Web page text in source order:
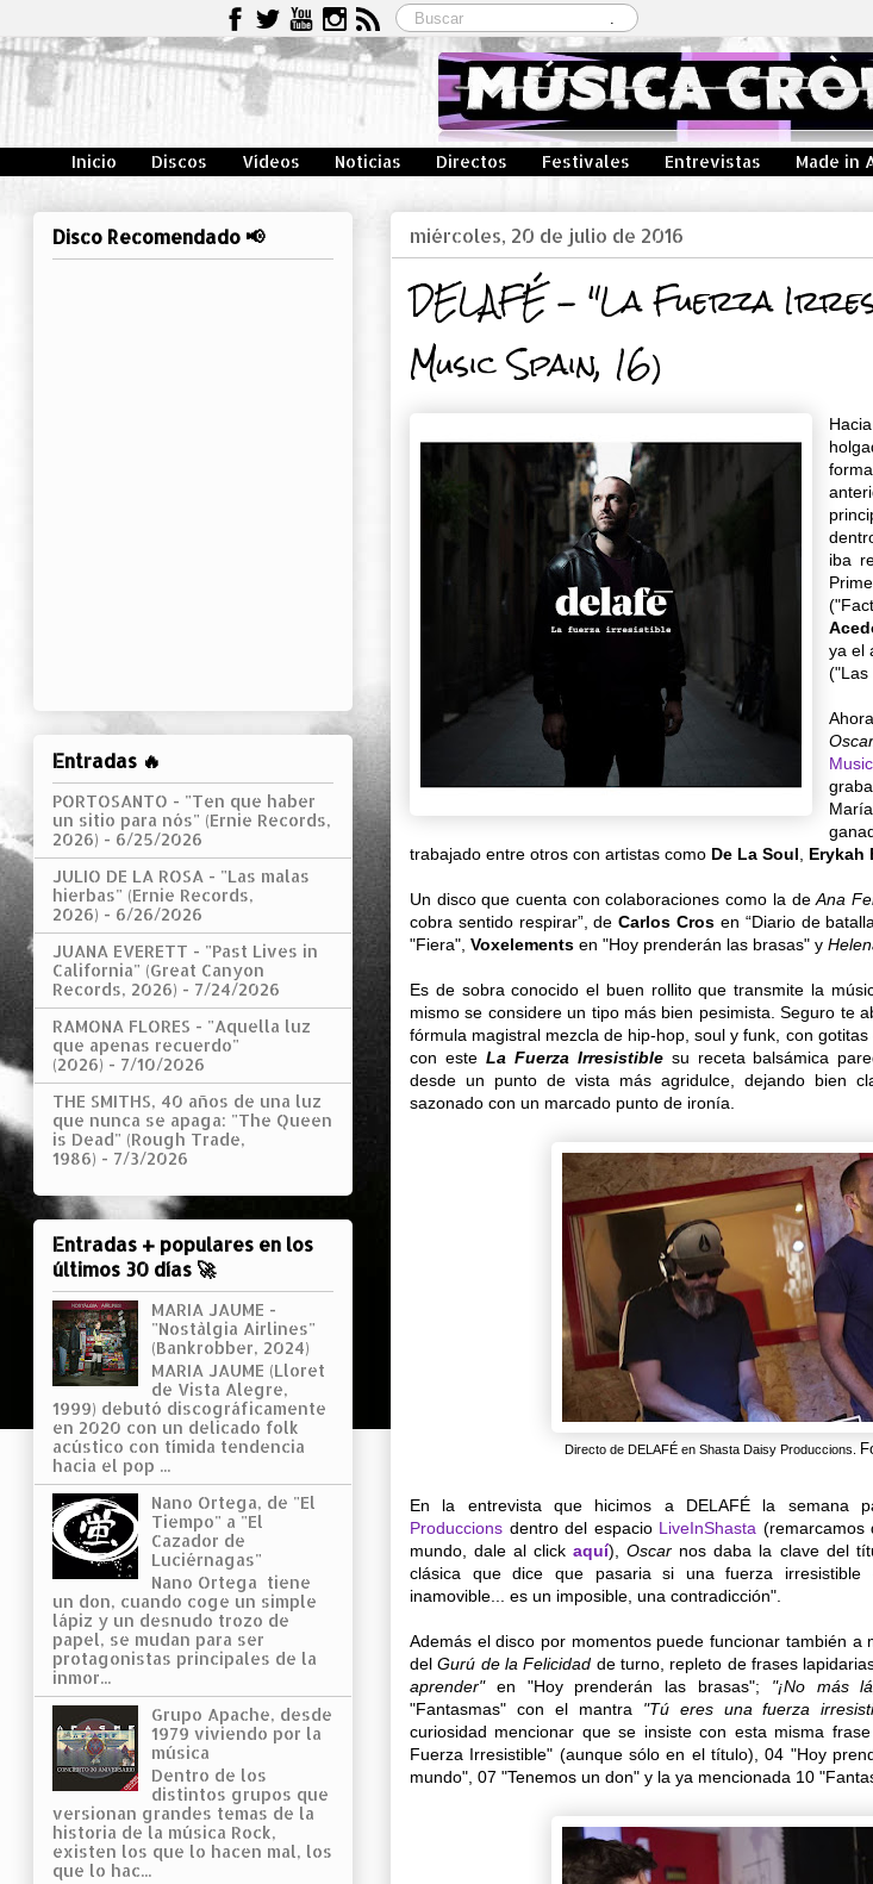
Inicio Discos Vídeos Noticias Directos Festivales Entrevistas Made in
miércoles, 20 de julio de 2016
DELAFÉ - "La Fuerza
Music Spain, 16)
iba
ya el
("Las
trabajado entre otros con artistas como De La Soul Erykah
Un disco que cuenta con colaboraciones como la deAna
cobra sentido respirar”, deCarlos Cros en “Diario de
"Fiera", Voxelements en "Hoy prenderán las brasas" y
Es de sobra conocido el buen rollito que transmite la
mismo se considere un tipo más bien pesimista. Seguro te
fórmula magistral mezcla de hip-hop, soul y funk, con
con este La Fuerza Irresistiblesu receta balsámica
desde un punto de vista más agridulce, dejando bien
sazonado con un marcado punto de ironía.
Directo de DELAFÉ en Shasta Daisy Produccions.
En la entrevista que hicimos a DELAFÉ la semana
Produccions dentro del espacio LiveInShasta
mundo, dale al clickaquí),Oscar nos daba la clave del
clásica que dice que pasaria si una fuerza
inamovible... es un imposible, una contradicción".
Además el disco por momentos puede funcionar también
delGurú de la Felicidad de turno, repleto de frases
aprender"en "Hoy prenderán las brasas"; "¡No más
"Fantasmas" con el mantra "Tú eres una fuerza
curiosidad mencionar que se insiste con esta misma frase
Fuerza Irresistible" (aunque sólo en el título), 04 "Hoy
mundo", 07 "Tenemos un don" y la ya mencionada 10
Disco Recomendado 📢
Entradas 🔥
PORTOSANTO - "Ten que haber
un sitio para nós" (Ernie Records,
2026) - 6/25/2026
JULIO DE LA ROSA - "Las malas
hierbas" (Ernie Records,
2026) - 6/26/2026
JUANA EVERETT - "Past Lives in
California" (Great Canyon
Records, 2026) - 7/24/2026
RAMONA FLORES - "Aquella luz
que apenas recuerdo"
(2026) - 7/10/2026
THE SMITHS, 40 años de una luz
que nunca se apaga: "The Queen
is Dead" (Rough Trade,
1986) - 7/3/2026
Entradas + populares en los
últimos 30 días 🚀
MARIA JAUME -
"Nostàlgia Airlines"
(Bankrobber, 2024)
MARIA JAUME (Lloret
de Vista Alegre,
1999) debutó discográficamente
en 2020 con un delicado folk
acústico con tímida tendencia
hacia el pop ...
Nano Ortega, de "El
Tiempo" a "El
Cazador de
Luciérnagas"
Nano Ortega tiene
un don, cuando coge un simple
lápiz y un desnudo trozo de
papel, se mudan para ser
protagonistas principales de la
inmor...
Grupo Apache, desde
1979 viviendo por la
música
Dentro de los
distintos grupos que
versionan grandes temas de la
historia de la música Rock,
existen los que lo hacen mal, los
que lo hac...